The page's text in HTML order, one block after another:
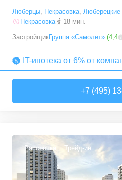
Люберцы, Некрасовка, Люберецкие
Некрасовка
18 мин.
ЗастройщикГруппа «Самолет» (4,4
IT-ипотека от 6% от
+7 (495)
Рассрочка Трейд-ин